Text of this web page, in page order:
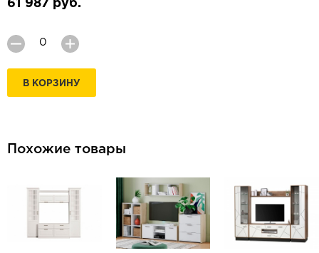
61 987 руб.
В КОРЗИНУ
Похожие товары